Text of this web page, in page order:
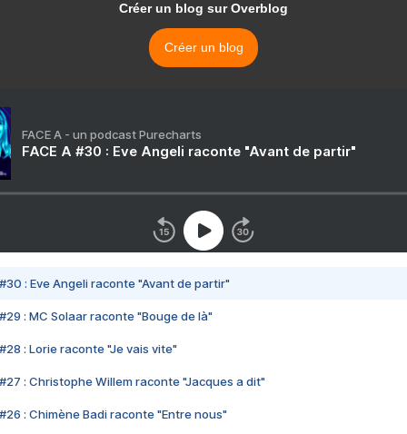
Créer un blog sur Overblog
Créer un blog
FACE A - un podcast Purecharts
FACE A #30 : Eve Angeli raconte "Avant de partir"
#30 : Eve Angeli raconte "Avant de partir"
#29 : MC Solaar raconte "Bouge de là"
#28 : Lorie raconte "Je vais vite"
#27 : Christophe Willem raconte "Jacques a dit"
#26 : Chimène Badi raconte "Entre nous"